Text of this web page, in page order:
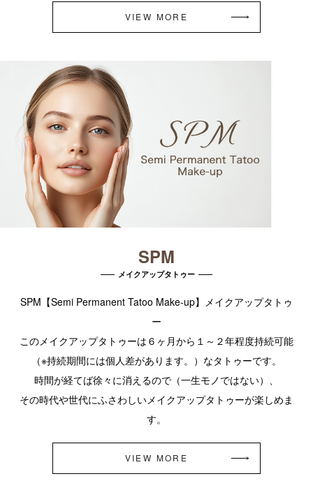
VIEW MORE
SPM
メイクアップタトゥー
SPM【Semi Permanent Tatoo Make-up】メイクアップタトゥ
ー
このメイクアップタトゥーは６ヶ月から１～２年程度持続可能
（※持続期間には個人差があります。）なタトゥーです。
時間が経てば徐々に消えるので（一生モノではない）、
その時代や世代にふさわしいメイクアップタトゥーが楽しめま
す。
VIEW MORE